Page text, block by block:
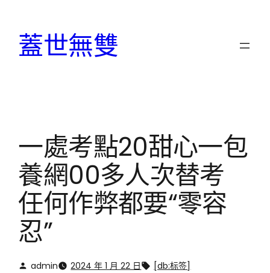
蓋世無雙
一處考點20甜心一包
養網00多人次替考
任何作弊都要“零容
忍”
admin 2024 年 1 月 22 日 [db:标签]